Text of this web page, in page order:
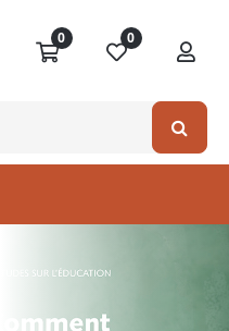
0 0